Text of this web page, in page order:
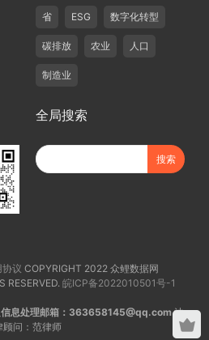
省 ESG 数字化转型
碳排放 农业 人口
制造业
全局搜索
协议 COPYRIGHT 2022 众鲤数据网
RESERVED. 皖ICP备2022010501号-1
信息处理邮箱：363658145@qq.com法
顾问：范律师